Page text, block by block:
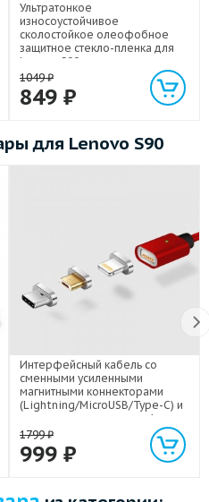
Ультратонкое
износоустойчивое
сколостойкое олеофобное
защитное стекло-пленка для
Lenovo S90
1049₽
849 ₽
для Lenovo S90
Интерфейсный кабель со
сменными усиленными
магнитными коннекторами
(Lightning/MicroUSB/Type-C) и
световым индикатором 1м
1799₽
999 ₽